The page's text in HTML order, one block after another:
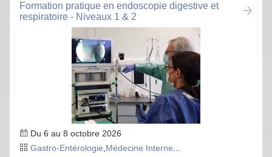
Formation pratique en endoscopie digestive et
respiratoire - Niveaux 1 & 2
Du 6 au 8 octobre 2026
Gastro-Entérologie Médecine Interne